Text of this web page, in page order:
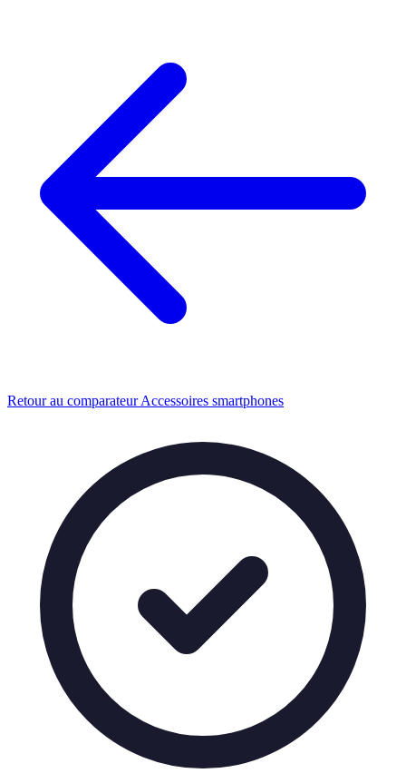
Retour au comparateur Accessoires smartphones